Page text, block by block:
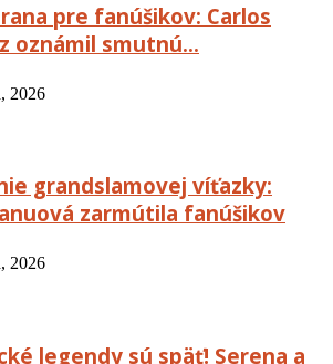
pre fanúšikov: Carlos
oznámil smutnú…
2026
grandslamovej víťazky:
zarmútila fanúšikov
2026
legendy sú späť! Serena a